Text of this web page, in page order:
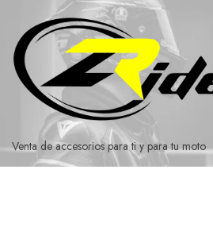
contenido
Venta de accesorios para ti y para tu moto